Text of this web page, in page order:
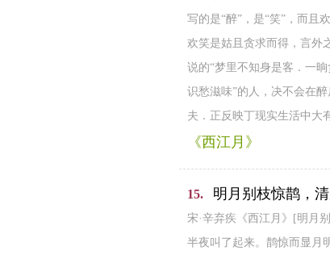
写的是“醉”，是“笑”，而且
欢笑是姑且贪求而得，言外
说的“梦里不知身是客．一
识愁滋味”的人，决不会在
夫．正反映丁现实生活中大
《西江月》
15. 明月别枝惊鹊，清
宋·辛弃疾《西江月》[明月
半夜叫了起来。鹊惊而显月